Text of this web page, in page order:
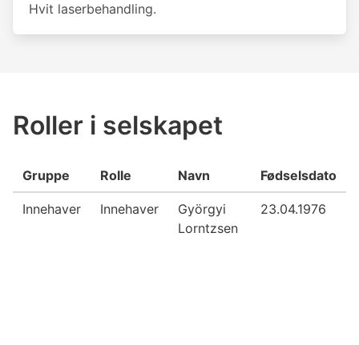
Hvit laserbehandling.
Roller i selskapet
Gruppe Rolle Navn Fødselsdato
Innehaver Innehaver
Györgyi
Lorntzsen
23.04.1976